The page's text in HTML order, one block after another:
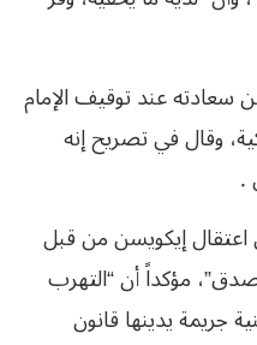
سعادته عند توقيف الإمام
وقال في تصريح إنه
.
اعتقال إيكويسن من قبل
مؤكداً أن “التهرب
جريمة يدينها قانون